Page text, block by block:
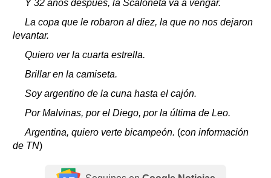
Y 32 años después, la Scaloneta va a vengar.
La copa que le robaron al diez, la que no nos dejaron
levantar.
Quiero ver la cuarta estrella.
Brillar en la camiseta.
Soy argentino de la cuna hasta el cajón.
Por Malvinas, por el Diego, por la última de Leo.
Argentina, quiero verte bicampeón. (con información
de TN)